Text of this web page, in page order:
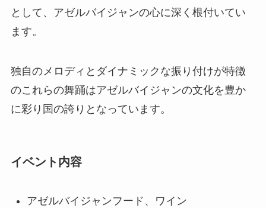
として、アゼルバイジャンの心に深く根付いてい
ます。
独自のメロディとダイナミックな振り付けが特徴
のこれらの舞踊はアゼルバイジャンの文化を豊か
に彩り国の誇りとなっています。
イベント内容
アゼルバイジャンフード、ワイン